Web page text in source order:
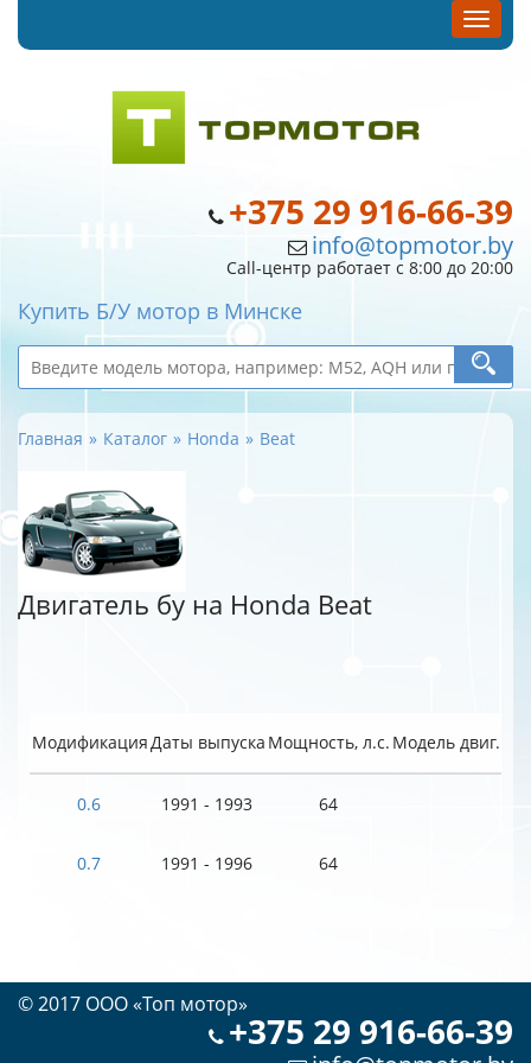
+375 29 916-66-39
info@topmotor.by
Call-центр работает с 8:00 до 20:00
Купить Б/У мотор в Минске
Главная Каталог Honda Beat
Двигатель бу на Honda Beat
МодификацияДаты выпуска Мощность, л.с. Модель двиг.
0.6 1991 - 1993 64
0.7 1991 - 1996 64
© 2017 OOO «Топ мотор»
+375 29 916-66-39